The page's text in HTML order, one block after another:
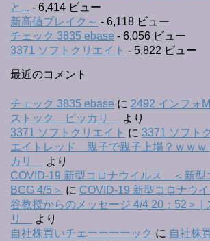
と... - 6,414 ビュー
新高値ブレイク～ - 6,118 ビュー
チェック 3835 ebase - 6,056 ビュー
3371 ソフトクリエイト - 5,822 ビュー
最近のコメント
チェック 3835 ebase に 2492 インフォ
ストック ピッカリ
より
3371 ソフトクリエイト に 3371 ソフト
エイトレッド 親子で親子上場？ｗｗ
カリ
より
COVID-19 新型コロナウイルス ＜新型
BCG 4/5＞ に COVID-19 新型コロナウ
谷教授からのメッセージ 4/4 20：52＞
リ
より
自社株買いチェーーーーック に 自社株